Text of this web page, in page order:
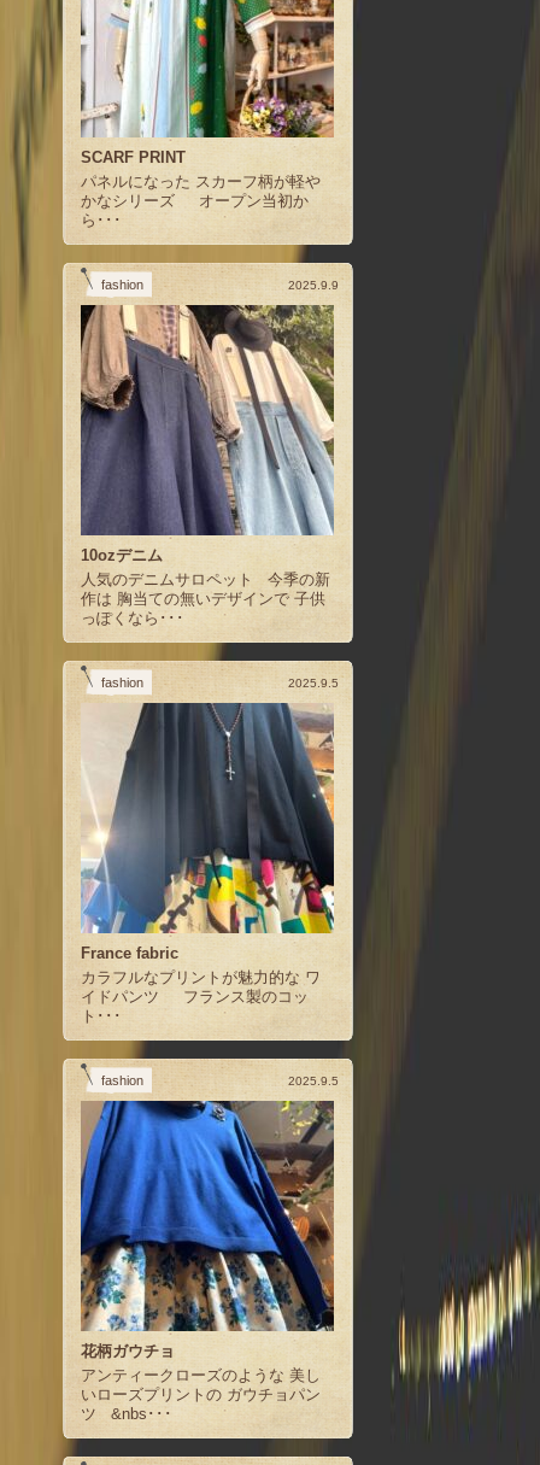
SCARF PRINT
パネルになった スカーフ柄が軽や
かなシリーズ オープン当初か
ら･･･
fashion 2025.9.9
10ozデニム
人気のデニムサロペット 今季の新
作は 胸当ての無いデザインで 子供
っぽくなら･･･
fashion 2025.9.5
France fabric
カラフルなプリントが魅力的な ワ
イドパンツ フランス製のコッ
ト･･･
fashion 2025.9.5
花柄ガウチョ
アンティークローズのような 美し
いローズプリントの ガウチョパン
ツ &nbs･･･